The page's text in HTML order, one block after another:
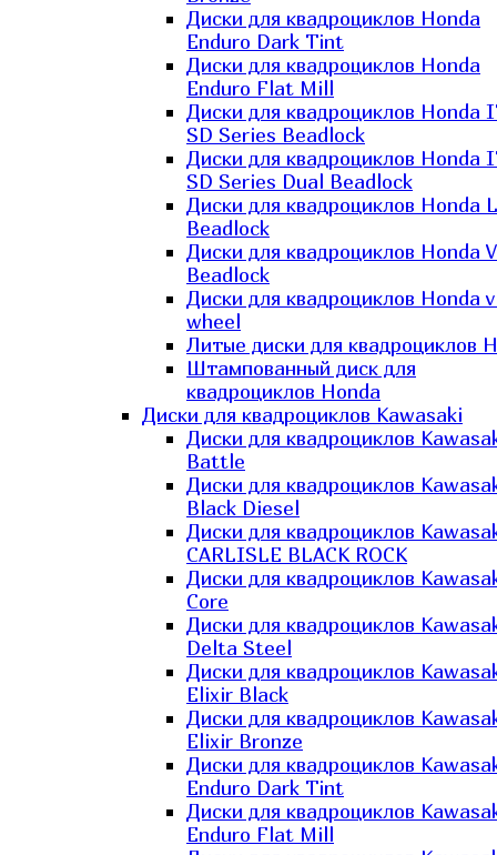
Диски для квадроциклов Honda
Enduro Dark Tint
Диски для квадроциклов Honda
Enduro Flat Mill
Диски для квадроциклов Honda
SD Series Beadlock
Диски для квадроциклов Honda
SD Series Dual Beadlock
Диски для квадроциклов Honda
Beadlock
Диски для квадроциклов Honda
Beadlock
Диски для квадроциклов Honda
wheel
Литые диски для квадроциклов
Штампованный диск для
квадроциклов Honda
Диски для квадроциклов Kawasaki
Диски для квадроциклов
Battle
Диски для квадроциклов
Black Diesel
Диски для квадроциклов
CARLISLE BLACK ROCK
Диски для квадроциклов
Core
Диски для квадроциклов
Delta Steel
Диски для квадроциклов
Elixir Black
Диски для квадроциклов
Elixir Bronze
Диски для квадроциклов
Enduro Dark Tint
Диски для квадроциклов
Enduro Flat Mill